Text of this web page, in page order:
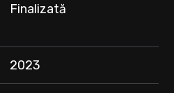
Finalizată
2023